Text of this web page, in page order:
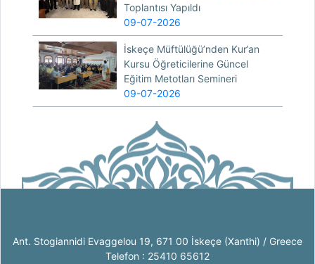
Toplantısı Yapıldı
09-07-2026
İskeçe Müftülüğü’nden Kur’an
Kursu Öğreticilerine Güncel
Eğitim Metotları Semineri
09-07-2026
Ant. Stogiannidi Evaggelou 19, 671 00 İskeçe (Xanthi) / Greece
Telefon : 25410 65612